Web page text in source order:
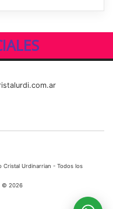
Cristal Urdinarrian - Todos los
© 2026